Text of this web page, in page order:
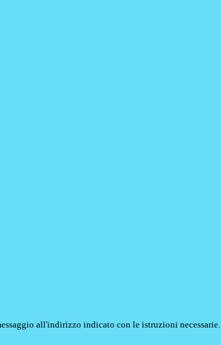
all'indirizzo indicato con le istruzioni necessarie.